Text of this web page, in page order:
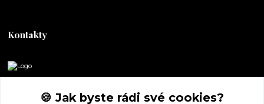
Kontakty
🍪 Jak byste rádi své cookies?